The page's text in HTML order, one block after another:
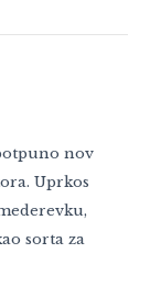
nov
Uprkos
sorta za